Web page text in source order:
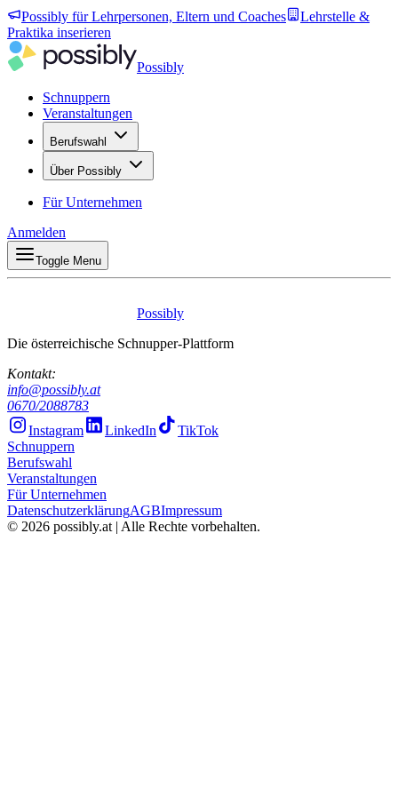
Possibly für Lehrpersonen, Eltern und Coaches
Lehrstelle &
Praktika inserieren
Possibly
Schnuppern
Veranstaltungen
Berufswahl
Über Possibly
Für Unternehmen
Anmelden
Toggle Menu
Possibly
Die österreichische Schnupper-Plattform
Kontakt:
info@possibly.at
0670/2088783
Instagram
LinkedIn
TikTok
Schnuppern
Berufswahl
Veranstaltungen
Für Unternehmen
DatenschutzerklärungAGBImpressum
© 2026 possibly.at | Alle Rechte vorbehalten.